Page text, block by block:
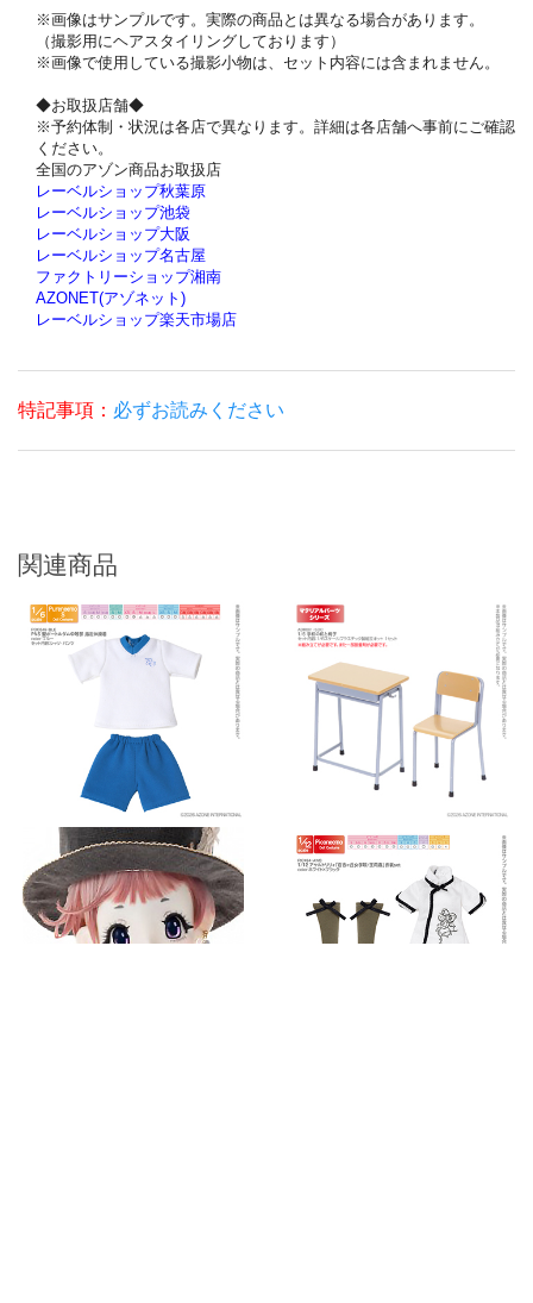
※画像はサンプルです。実際の商品とは異なる場合があります。
（撮影用にヘアスタイリングしております）
※画像で使用している撮影小物は、セット内容には含まれません。
◆お取扱店舗◆
※予約体制・状況は各店で異なります。詳細は各店舗へ事前にご確認
ください。
全国のアゾン商品お取扱店
レーベルショップ秋葉原
レーベルショップ池袋
レーベルショップ大阪
レーベルショップ名古屋
ファクトリーショップ湘南
AZONET(アゾネット)
レーベルショップ楽天市場店
特記事項： 必ずお読みください
関連商品